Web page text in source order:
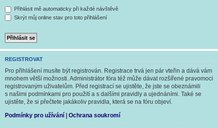
Přihlásit mě automaticky při každé návštěvě
Skrýt můj online stav pro toto přihlášení
REGISTROVAT
Pro přihlášení musíte být registrován. Registrace trvá jen pár vteřin a dává vám
mnohem větší možnosti. Administrátor fóra též může dávat rozšířené pravomoci
registrovaným uživatelům. Před registrací se ujistěte, že jste se obeznámili
s našimi podmínkami pro použití a s dalšími pravidly a ujednáními. Také se
ujistěte, že si přečtete jakákoliv pravidla, která se na fóru objeví.
Podmínky pro užívání | Ochrana soukromí